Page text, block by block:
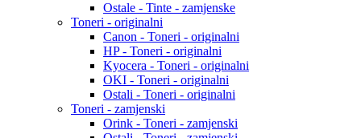
Ostale - Tinte - zamjenske
Toneri - originalni
Canon - Toneri - originalni
HP - Toneri - originalni
Kyocera - Toneri - originalni
OKI - Toneri - originalni
Ostali - Toneri - originalni
Toneri - zamjenski
Orink - Toneri - zamjenski